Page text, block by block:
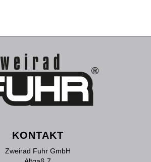
KONTAKT
Zweirad Fuhr GmbH